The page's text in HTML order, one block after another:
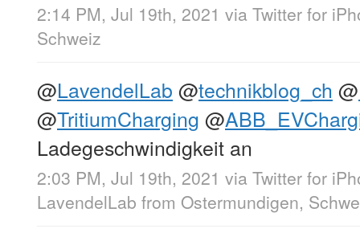
2:14 PM, Jul 19th, 2021 via Twitter for
Schweiz
@LavendelLab @technikblog_ch @
@TritiumCharging @
Ladegeschwindigkeit an
2:03 PM, Jul 19th, 2021 via Twitter for
LavendelLab from Ostermundigen,